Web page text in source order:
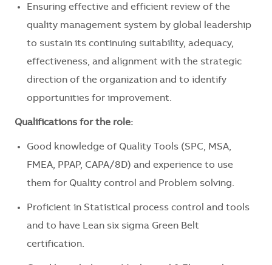
Ensuring effective and efficient review of the
quality management system by global leadership
to sustain its continuing suitability, adequacy,
effectiveness, and alignment with the strategic
direction of the organization and to identify
opportunities for improvement.
Qualifications for the role:
Good knowledge of Quality Tools (SPC, MSA,
FMEA, PPAP, CAPA/8D) and experience to use
them for Quality control and Problem solving.
Proficient in Statistical process control and tools
and to have Lean six sigma Green Belt
certification.